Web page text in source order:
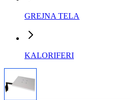
GREJNA TELA
KALORIFERI